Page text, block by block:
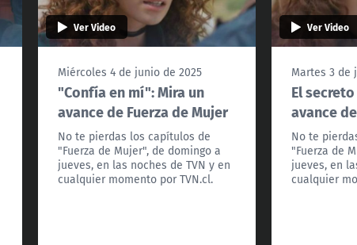
Ver Video
Miércoles 4 de junio de 2025
"Confía en mí": Mira un
avance de Fuerza de Mujer
No te pierdas los capítulos de
"Fuerza de Mujer", de domingo a
jueves, en las noches de TVN y en
cualquier momento por TVN.cl.
Ver Video
Martes 3 de
El
avance
No te
"Fuerza de
jueves, en
cualquier